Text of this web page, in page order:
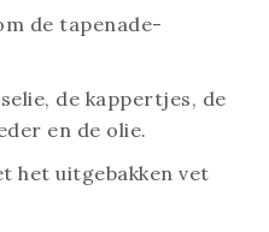
de tapenade-
de kappertjes, de
en de olie.
het uitgebakken vet